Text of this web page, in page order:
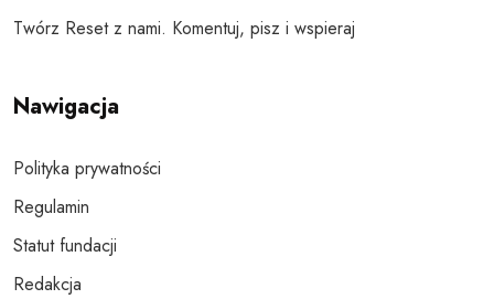
Twórz Reset z nami. Komentuj, pisz i wspieraj
Nawigacja
Polityka prywatności
Regulamin
Statut fundacji
Redakcja